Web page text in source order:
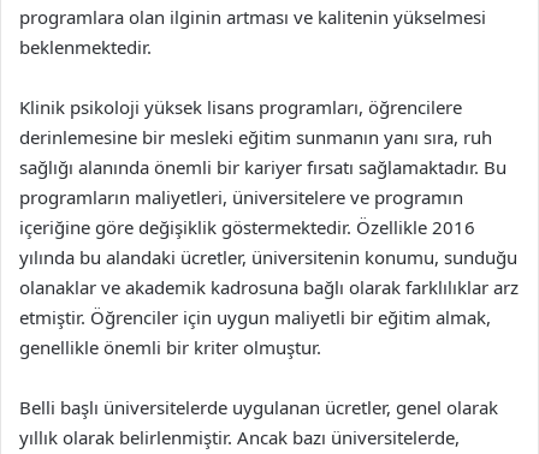
programlara olan ilginin artması ve kalitenin yükselmesi
beklenmektedir.
Klinik psikoloji yüksek lisans programları, öğrencilere
derinlemesine bir mesleki eğitim sunmanın yanı sıra, ruh
sağlığı alanında önemli bir kariyer fırsatı sağlamaktadır. Bu
programların maliyetleri, üniversitelere ve programın
içeriğine göre değişiklik göstermektedir. Özellikle 2016
yılında bu alandaki ücretler, üniversitenin konumu, sunduğu
olanaklar ve akademik kadrosuna bağlı olarak farklılıklar arz
etmiştir. Öğrenciler için uygun maliyetli bir eğitim almak,
genellikle önemli bir kriter olmuştur.
Belli başlı üniversitelerde uygulanan ücretler, genel olarak
yıllık olarak belirlenmiştir. Ancak bazı üniversitelerde,